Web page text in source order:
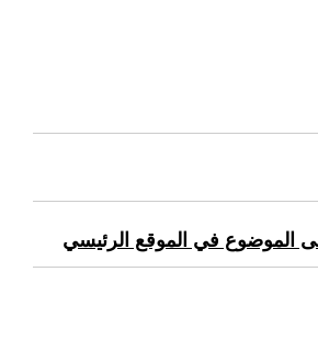
الموضوع في الموقع الرئيسي